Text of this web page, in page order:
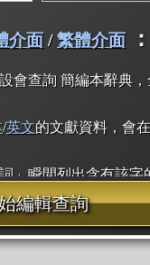
介面/繁體介面 ：
會查詢 簡編本辭典
/英文的文獻資料，會
」瞬間列出含有該字
列出所有「同部首
都經過自動斷詞，
。
編輯查詢